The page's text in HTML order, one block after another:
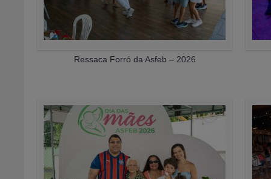
Ressaca Forró da Asfeb – 2026